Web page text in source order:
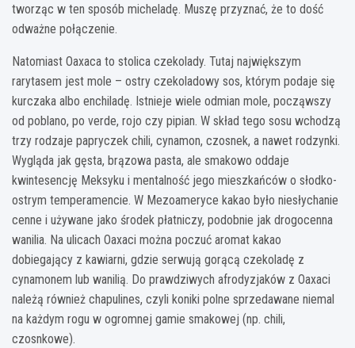
tworząc w ten sposób micheladę. Muszę przyznać, że to dość
odważne połączenie.
Natomiast Oaxaca to stolica czekolady. Tutaj największym
rarytasem jest mole – ostry czekoladowy sos, którym podaje się
kurczaka albo enchiladę. Istnieje wiele odmian mole, począwszy
od poblano, po verde, rojo czy pipian. W skład tego sosu wchodzą
trzy rodzaje papryczek chili, cynamon, czosnek, a nawet rodzynki.
Wygląda jak gęsta, brązowa pasta, ale smakowo oddaje
kwintesencję Meksyku i mentalność jego mieszkańców o słodko-
ostrym temperamencie. W Mezoameryce kakao było niesłychanie
cenne i używane jako środek płatniczy, podobnie jak drogocenna
wanilia. Na ulicach Oaxaci można poczuć aromat kakao
dobiegający z kawiarni, gdzie serwują gorącą czekoladę z
cynamonem lub wanilią. Do prawdziwych afrodyzjaków z Oaxaci
należą również chapulines, czyli koniki polne sprzedawane niemal
na każdym rogu w ogromnej gamie smakowej (np. chili,
czosnkowe).